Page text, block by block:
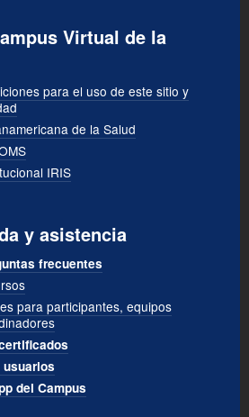
Virtual de la
para el uso de este sitio y
de la Salud
IRIS
y asistencia
frecuentes
para participantes, equipos
del Campus